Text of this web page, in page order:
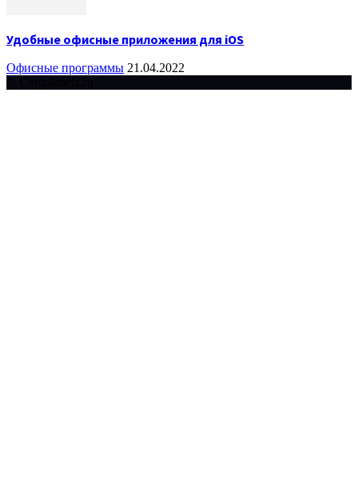
Удобные офисные приложения для iOS
Офисные программы 21.04.2022